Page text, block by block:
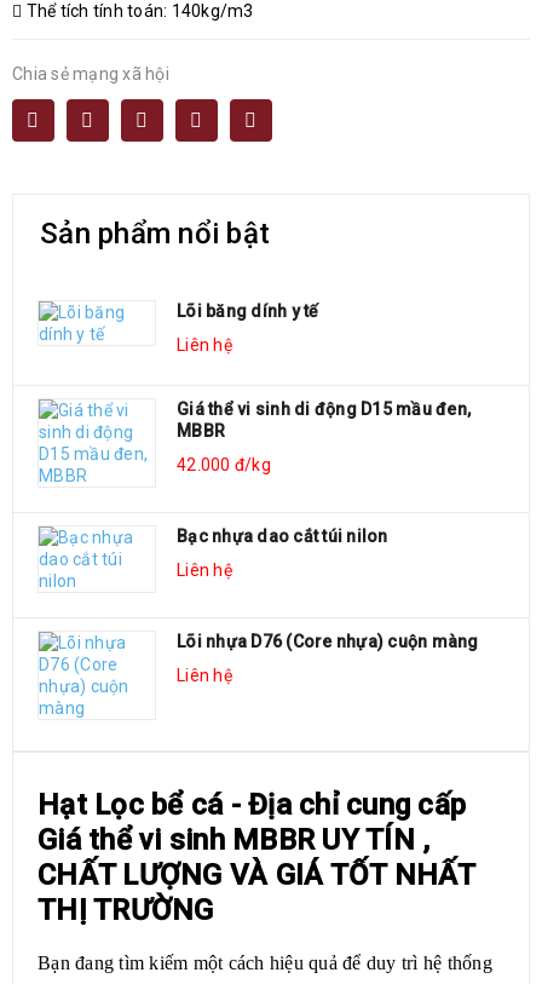
Thể tích tính toán: 140kg/m3
Chia sẻ mạng xã hội
Sản phẩm nổi bật
Lõi băng dính y tế
Liên hệ
Giá thể vi sinh di động D15 mầu đen,
MBBR
42.000 đ/kg
Bạc nhựa dao cắt túi nilon
Liên hệ
Lõi nhựa D76 (Core nhựa) cuộn màng
Liên hệ
MÔ TẢ SẢN PHẨM
Hạt Lọc bể cá - Địa chỉ cung cấp
Giá thể vi sinh MBBR UY TÍN ,
CHẤT LƯỢNG VÀ GIÁ TỐT NHẤT
THỊ TRƯỜNG
Bạn đang tìm kiếm một cách hiệu quả để duy trì hệ thống